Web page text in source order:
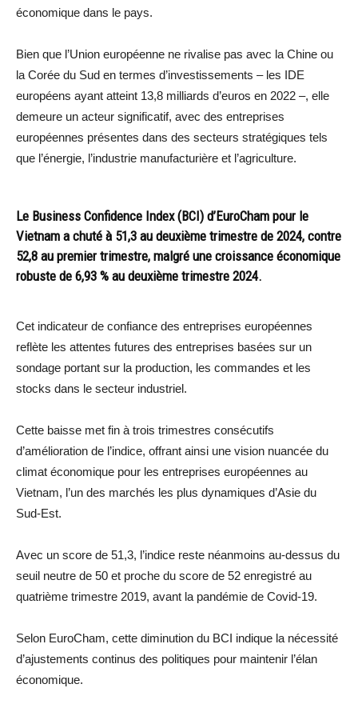
économique dans le pays.
Bien que l’Union européenne ne rivalise pas avec la Chine ou
la Corée du Sud en termes d’investissements – les IDE
européens ayant atteint 13,8 milliards d’euros en 2022 –, elle
demeure un acteur significatif, avec des entreprises
européennes présentes dans des secteurs stratégiques tels
que l’énergie, l’industrie manufacturière et l’agriculture.
Le Business Confidence Index (BCI) d’EuroCham pour le
Vietnam a chuté à 51,3 au deuxième trimestre de 2024, contre
52,8 au premier trimestre, malgré une croissance économique
robuste de 6,93 % au deuxième trimestre 2024.
Cet indicateur de confiance des entreprises européennes
reflète les attentes futures des entreprises basées sur un
sondage portant sur la production, les commandes et les
stocks dans le secteur industriel.
Cette baisse met fin à trois trimestres consécutifs
d’amélioration de l’indice, offrant ainsi une vision nuancée du
climat économique pour les entreprises européennes au
Vietnam, l’un des marchés les plus dynamiques d’Asie du
Sud-Est.
Avec un score de 51,3, l’indice reste néanmoins au-dessus du
seuil neutre de 50 et proche du score de 52 enregistré au
quatrième trimestre 2019, avant la pandémie de Covid-19.
Selon EuroCham, cette diminution du BCI indique la nécessité
d’ajustements continus des politiques pour maintenir l’élan
économique.